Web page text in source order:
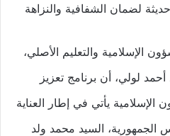
لضمان الشفافية والنزاهة
الإسلامية والتعليم الأصلي،
لولي، أن برنامج تعزيز
الإسلامية يأتي في إطار العناية
الجمهورية، السيد محمد ولد